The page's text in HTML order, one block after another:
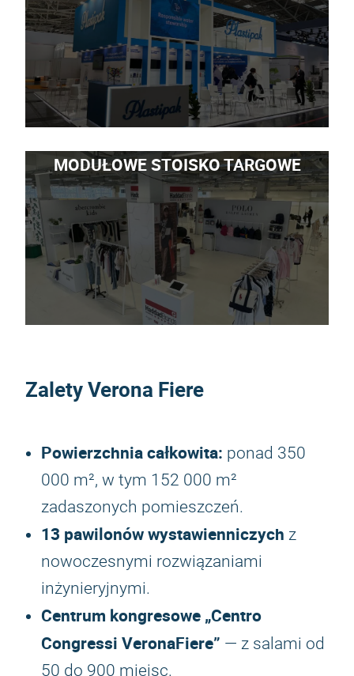
MODUŁOWE STOISKO TARGOWE
Zalety Verona Fiere
Powierzchnia całkowita: ponad 350
000 m², w tym 152 000 m²
zadaszonych pomieszczeń.
13 pawilonów wystawienniczych z
nowoczesnymi rozwiązaniami
inżynieryjnymi.
Centrum kongresowe „Centro
Congressi VeronaFiere” — z salami od
50 do 900 miejsc.